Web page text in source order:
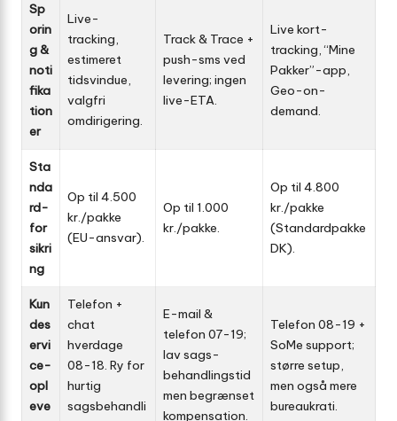
Sp
orin
g &
noti
fika
tion
er
Live-
tracking,
estimeret
tids­vindue,
valgfri
omdirigering.
Track & Trace +
push-sms ved
levering; ingen
live-ETA.
Live kort-
tracking, “Mine
Pakker”-app,
Geo-on-
demand.
Sta
nda
rd­
for
sikri
ng
Op til 4.500
kr./pakke
(EU-ansvar).
Op til 1.000
kr./pakke.
Op til 4.800
kr./pakke
(Standardpakke
DK).
Kun
des
ervi
ce-
opl
eve
Telefon +
chat
hverdage
08-18. Ry for
hurtig
sagsbehandli
E-mail &
telefon 07-19;
lav sags­
behandlingstid
men begrænset
kompensation.
Telefon 08-19 +
SoMe support;
større setup,
men også mere
bureaukrati.